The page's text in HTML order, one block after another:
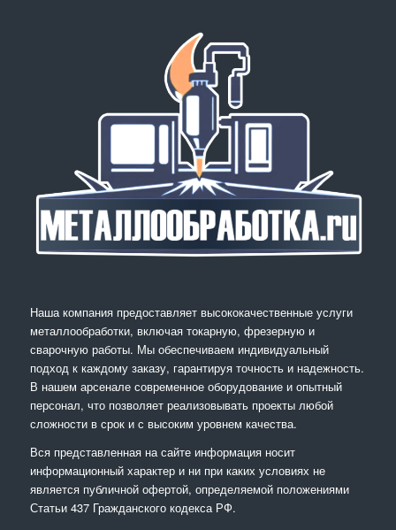
Наша компания предоставляет высококачественные услуги
металлообработки, включая токарную, фрезерную и
сварочную работы. Мы обеспечиваем индивидуальный
подход к каждому заказу, гарантируя точность и надежность.
В нашем арсенале современное оборудование и опытный
персонал, что позволяет реализовывать проекты любой
сложности в срок и с высоким уровнем качества.
Вся представленная на сайте информация носит
информационный характер и ни при каких условиях не
является публичной офертой, определяемой положениями
Статьи 437 Гражданского кодекса РФ.